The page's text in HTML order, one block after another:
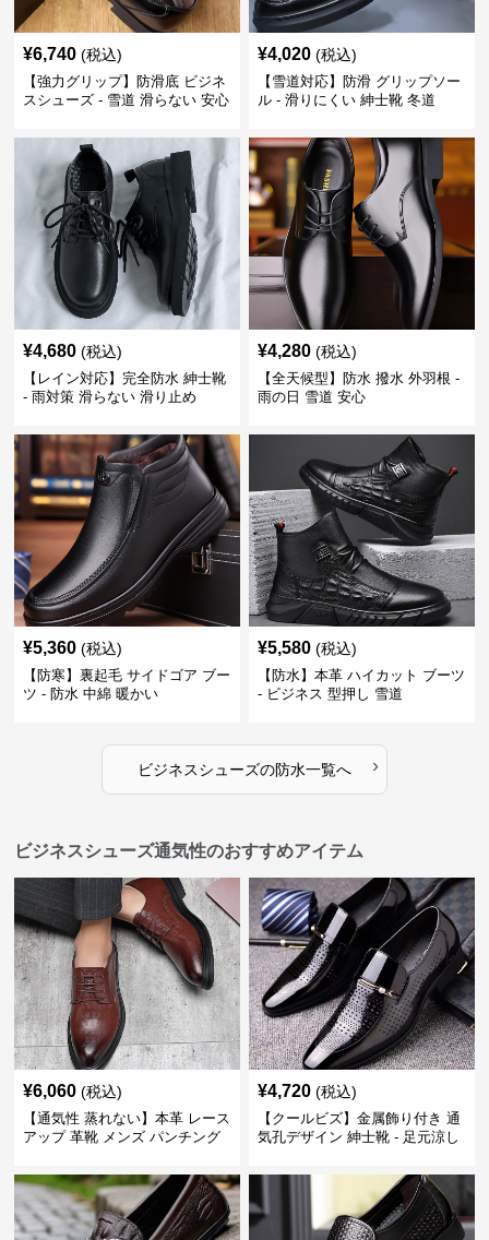
¥6,740 (税込)
【強力グリップ】防滑底 ビジネ
スシューズ - 雪道 滑らない 安心
¥4,020 (税込)
【雪道対応】防滑 グリップソー
ル - 滑りにくい 紳士靴 冬道
¥4,680 (税込)
【レイン対応】完全防水 紳士靴
- 雨対策 滑らない 滑り止め
¥4,280 (税込)
【全天候型】防水 撥水 外羽根 -
雨の日 雪道 安心
¥5,360 (税込)
【防寒】裏起毛 サイドゴア ブー
ツ - 防水 中綿 暖かい
¥5,580 (税込)
【防水】本革 ハイカット ブーツ
- ビジネス 型押し 雪道
ビジネスシューズの防水一覧へ ›
ビジネスシューズ通気性のおすすめアイテム
¥6,060 (税込)
【通気性 蒸れない】本革 レース
アップ 革靴 メンズ パンチング
い 営業
¥4,720 (税込)
【クールビズ】金属飾り付き 通
気孔デザイン 紳士靴 - 足元涼し